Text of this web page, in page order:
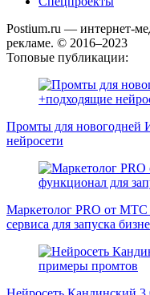
Postium.ru — интернет-
рекламе. © 2016–2023
Топовые публикации:
Промты для новогодней
нейросети
Маркетолог PRO от
сервиса для запуска